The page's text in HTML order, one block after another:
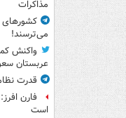
مذاکرات
کشورهای
می‌ترسند!
واکنش
عربستان
قدرت
فارن
است